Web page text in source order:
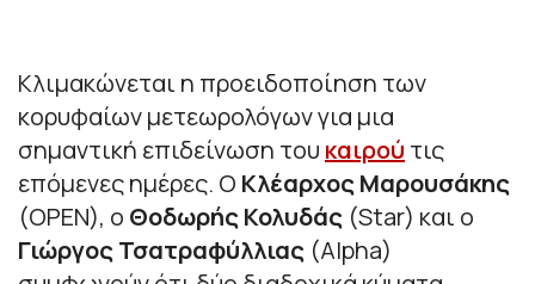
Κλιμακώνεται η προειδοποίηση των
κορυφαίων μετεωρολόγων για μια
σημαντική επιδείνωση του καιρού τις
επόμενες ημέρες. Ο ΚλέαρχοςΜαρουσάκης
(OPEN), ο Θοδωρής Κολυδάς (Star) και ο
ΓιώργοςΤσατραφύλλιας (Alpha)